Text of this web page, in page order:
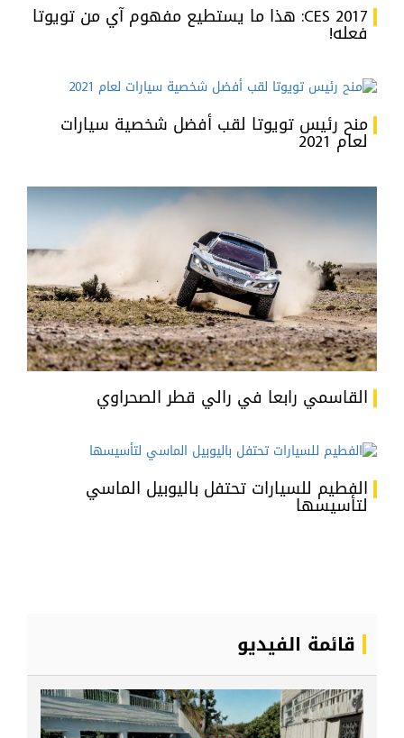
CES 2017: هذا ما يستطيع مفهوم آي من تويوتا
فعله!
منح رئيس تويوتا لقب أفضل شخصية سيارات
لعام 2021
القاسمي رابعا في رالي قطر الصحراوي
الفطيم للسيارات تحتفل باليوبيل الماسي
لتأسيسها
قائمة الفيديو